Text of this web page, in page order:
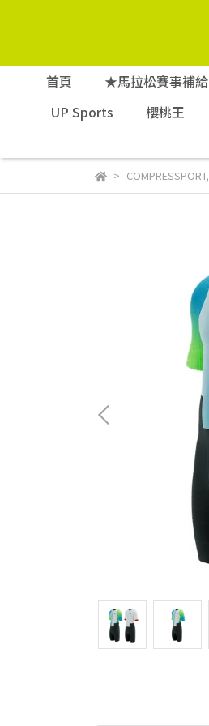
首頁 ★馬拉松賽事補給
UP Sports
櫻桃王
COMPRESSPORT,